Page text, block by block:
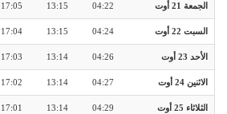
الجمعة 21 أوت 04:22
13:15
17:05
السبت 22 أوت 04:24
13:15
17:04
الأحد 23 أوت 04:26
13:14
17:03
الاثنين 24 أوت 04:27
13:14
17:02
الثلاثاء 25 أوت 04:29
13:14
17:01